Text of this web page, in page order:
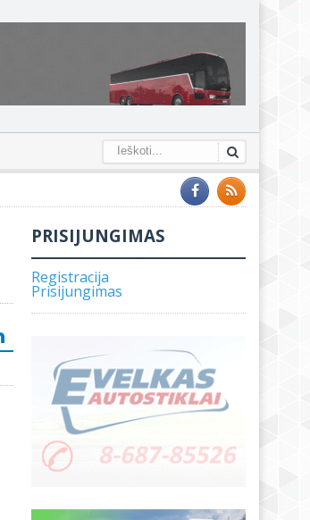
PRISIJUNGIMAS
Registracija
Prisijungimas